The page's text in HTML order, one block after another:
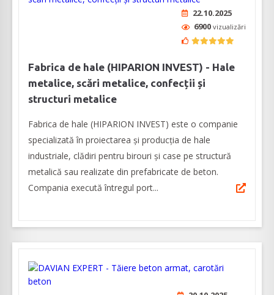
22.10.2025
6900 vizualizări
Fabrica de hale (HIPARION INVEST) - Hale
metalice, scări metalice, confecții și
structuri metalice
Fabrica de hale (HIPARION INVEST) este o companie
specializată în proiectarea şi producţia de hale
industriale, clădiri pentru birouri și case pe structură
metalică sau realizate din prefabricate de beton.
Compania execută întregul port...